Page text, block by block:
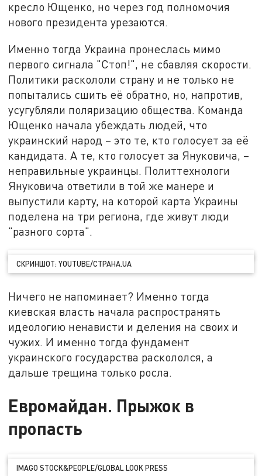
кресло Ющенко, но через год полномочия
нового президента урезаются.
Именно тогда Украина пронеслась мимо
первого сигнала "Стоп!", не сбавляя скорости.
Политики раскололи страну и не только не
попытались сшить её обратно, но, напротив,
усугубляли поляризацию общества. Команда
Ющенко начала убеждать людей, что
украинский народ – это те, кто голосует за её
кандидата. А те, кто голосует за Януковича, –
неправильные украинцы. Политтехнологи
Януковича ответили в той же манере и
выпустили карту, на которой карта Украины
поделена на три региона, где живут люди
"разного сорта".
СКРИНШОТ: YOUTUBE/СТРАНА.UA
Ничего не напоминает? Именно тогда
киевская власть начала распространять
идеологию ненависти и деления на своих и
чужих. И именно тогда фундамент
украинского государства раскололся, а
дальше трещина только росла.
Евромайдан. Прыжок в
пропасть
IMAGO STOCK&PEOPLE/GLOBAL LOOK PRESS